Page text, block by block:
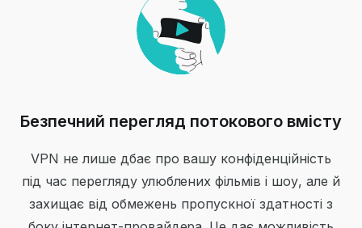
Безпечний перегляд потокового вмісту
VPN не лише дбає про вашу конфіденційність
під час перегляду улюблених фільмів і шоу, але й
захищає від обмежень пропускної здатності з